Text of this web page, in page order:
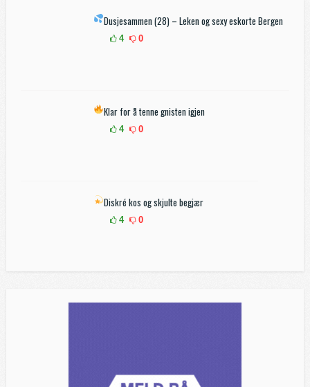
Dusjesammen (28) – Leken og sexy eskorte Bergen
4 0
Klar for å tenne gnisten igjen
4 0
Diskré kos og skjulte begjær
4 0